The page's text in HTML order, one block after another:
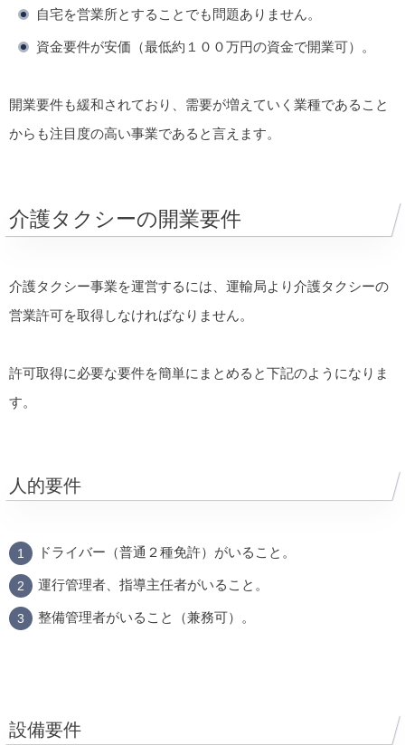
自宅を営業所とすることでも問題ありません。
資金要件が安価（最低約１００万円の資金で開業可）。
開業要件も緩和されており、需要が増えていく業種であること
からも注目度の高い事業であると言えます。
介護タクシーの開業要件
介護タクシー事業を運営するには、運輸局より介護タクシーの
営業許可を取得しなければなりません。
許可取得に必要な要件を簡単にまとめると下記のようになりま
す。
人的要件
ドライバー（普通２種免許）がいること。
運行管理者、指導主任者がいること。
整備管理者がいること（兼務可）。
設備要件